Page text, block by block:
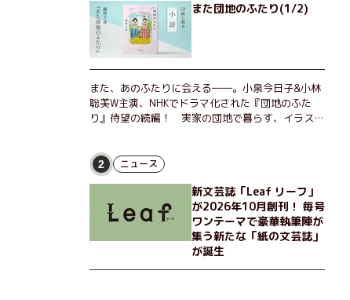
また団地のふたり(1/2)
また、あのふたりに会える――。小泉今日子&小林
聡美W主演、NHKでドラマ化された『団地のふた
り』待望の続編！ 実家の団地で暮らす、イラスト
ょっとした贅沢を楽しんだり、近所のおばちゃんの
恋バナを聞いてあげたり、部屋でふたりだけの「台
湾映画祭」を催したり。50代独身、幼なじみの変
わらぬ友情とささやかな幸せの日々を描く。
2 ニュース
新文芸誌「Leaf リーフ」
が2026年10月創刊！ 毎号
ワンテーマで豪華執筆陣が
集う新たな「紙の文芸誌」
が誕生